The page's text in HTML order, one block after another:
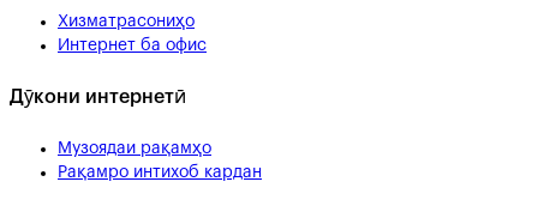
Хизматрасониҳо
Интернет ба офис
Дӯкони интернетӣ
Музоядаи рақамҳо
Рақамро интихоб кардан